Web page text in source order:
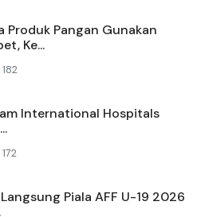
Produk Pangan Gunakan
Ke...
182
International Hospitals
172
Piala AFF U-19 2026